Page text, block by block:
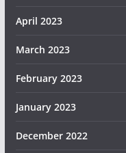
April 2023
March 2023
February 2023
January 2023
December 2022